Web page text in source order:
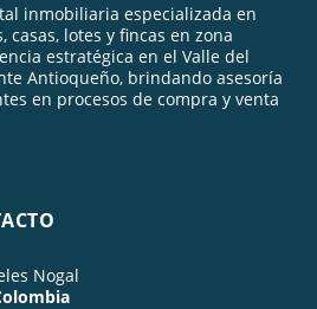
inmobiliaria especializada en
lotes y fincas en zona
estratégica en el Valle del
Antioqueño, brindando asesoría
en procesos de compra y venta
Nogal